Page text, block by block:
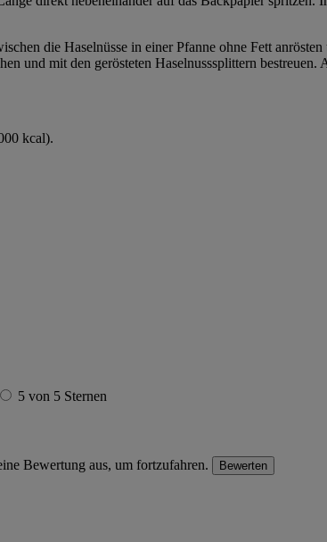
die Haselnüsse in einer Pfanne ohne Fett
und mit den gerösteten Haselnusssplittern bestreuen.
kcal).
5 von 5 Sternen
Bewertung aus, um fortzufahren. Bewerten